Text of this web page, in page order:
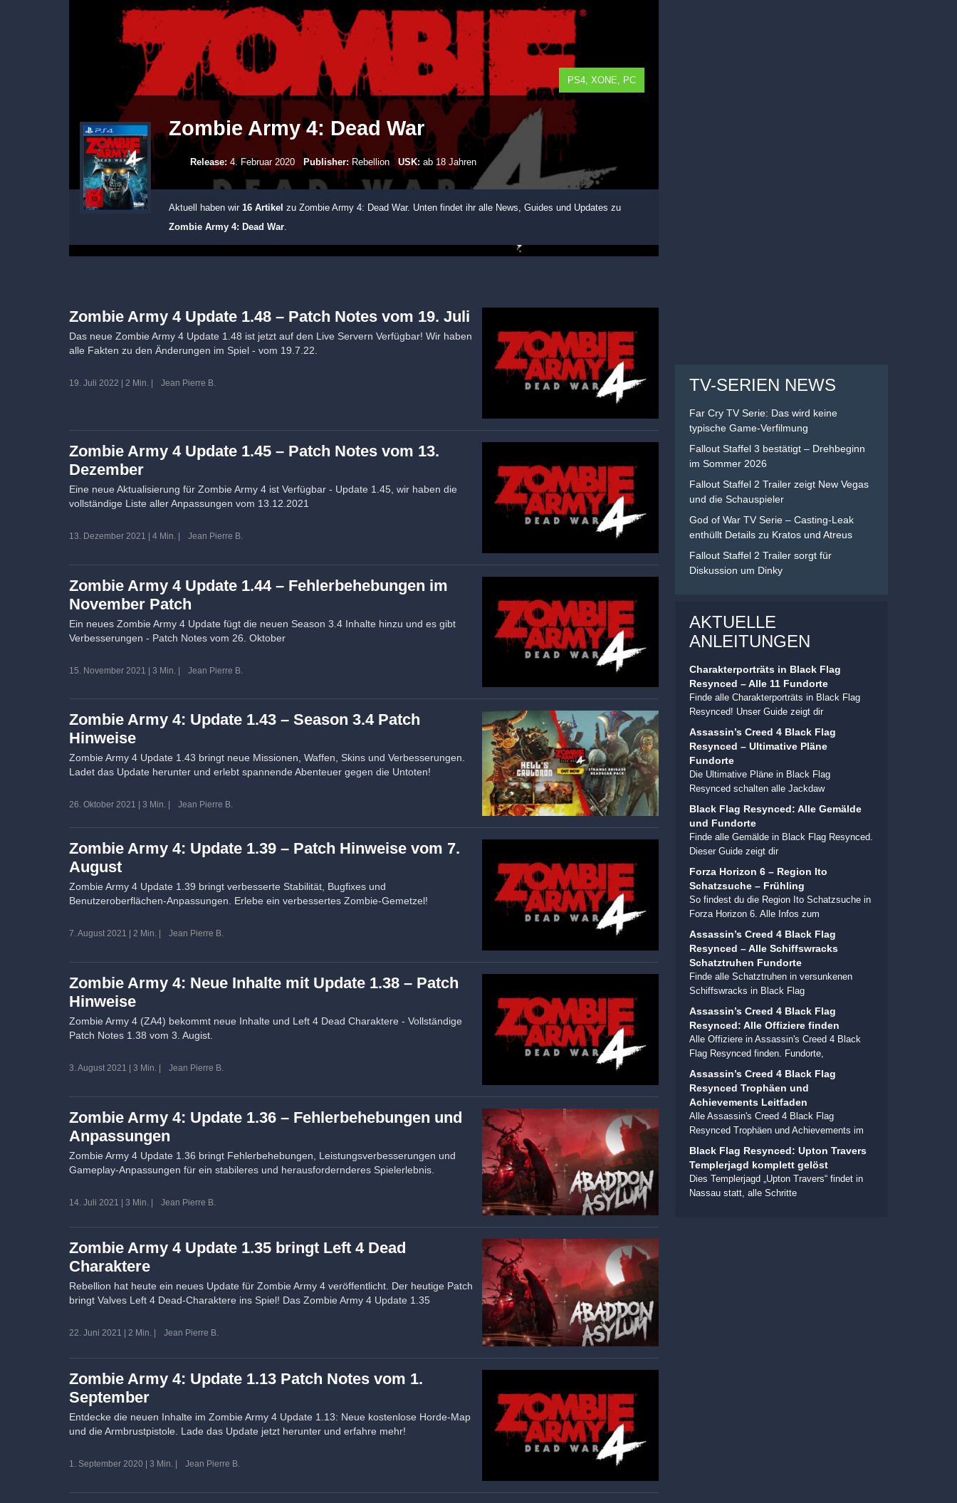
PS4, XONE, PC
Zombie Army 4: Dead War
Release: 4. Februar 2020 Publisher: Rebellion USK: ab 18 Jahren
Aktuell haben wir 16 Artikel zu Zombie Army 4: Dead War. Unten findet ihr alle News, Guides und Updates zu
Zombie Army 4: Dead War.
Zombie Army 4 Update 1.48 – Patch Notes vom 19. Juli
Das neue Zombie Army 4 Update 1.48 ist jetzt auf den Live Servern Verfügbar! Wir haben
alle Fakten zu den Änderungen im Spiel - vom 19.7.22.
19. Juli 2022 2 Min. Jean Pierre B.
Zombie Army 4 Update 1.45 – Patch Notes vom 13.
Dezember
Eine neue Aktualisierung für Zombie Army 4 ist Verfügbar - Update 1.45, wir haben die
vollständige Liste aller Anpassungen vom 13.12.2021
13. Dezember 2021 4 Min. Jean Pierre B.
Zombie Army 4 Update 1.44 – Fehlerbehebungen im
November Patch
Ein neues Zombie Army 4 Update fügt die neuen Season 3.4 Inhalte hinzu und es gibt
Verbesserungen - Patch Notes vom 26. Oktober
15. November 2021 | 3 Min. | Jean Pierre B.
Zombie Army 4: Update 1.43 – Season 3.4 Patch
Hinweise
Zombie Army 4 Update 1.43 bringt neue Missionen, Waffen, Skins und Verbesserungen.
Ladet das Update herunter und erlebt spannende Abenteuer gegen die Untoten!
26. Oktober 2021 3 Min. Jean Pierre B.
Zombie Army 4: Update 1.39 – Patch Hinweise vom 7.
August
Zombie Army 4 Update 1.39 bringt verbesserte Stabilität, Bugfixes und
Benutzeroberflächen-Anpassungen. Erlebe ein verbessertes Zombie-Gemetzel!
7. August 2021 2 Min. Jean Pierre B.
Zombie Army 4: Neue Inhalte mit Update 1.38 – Patch
Hinweise
Zombie Army 4 (ZA4) bekommt neue Inhalte und Left 4 Dead Charaktere - Vollständige
Patch Notes 1.38 vom 3. Augist.
3. August 2021 3 Min. Jean Pierre B.
Zombie Army 4: Update 1.36 – Fehlerbehebungen und
Anpassungen
Zombie Army 4 Update 1.36 bringt Fehlerbehebungen, Leistungsverbesserungen und
Gameplay-Anpassungen für ein stabileres und herausfordernderes Spielerlebnis.
14. Juli 2021 | 3 Min. | Jean Pierre B.
Zombie Army 4 Update 1.35 bringt Left 4 Dead
Charaktere
Rebellion hat heute ein neues Update für Zombie Army 4 veröffentlicht. Der heutige Patch
bringt Valves Left 4 Dead-Charaktere ins Spiel! Das Zombie Army 4 Update 1.35
22. Juni 2021 2 Min. Jean Pierre B.
Zombie Army 4: Update 1.13 Patch Notes vom 1.
September
Entdecke die neuen Inhalte im Zombie Army 4 Update 1.13: Neue kostenlose Horde-Map
und die Armbrustpistole. Lade das Update jetzt herunter und erfahre mehr!
1. September 2020 3 Min. Jean Pierre B.
TV-SERIEN NEWS
Far Cry TV Serie: Das wird keine
typische Game-Verfilmung
Fallout Staffel 3 bestätigt – Drehbeginn
im Sommer 2026
Fallout Staffel 2 Trailer zeigt New Vegas
und die Schauspieler
God of War TV Serie – Casting-Leak
enthüllt Details zu Kratos und Atreus
Fallout Staffel 2 Trailer sorgt für
Diskussion um Dinky
AKTUELLE
ANLEITUNGEN
Charakterporträts in Black Flag
Resynced – Alle 11 Fundorte
Finde alle Charakterporträts in Black Flag
Resynced! Unser Guide zeigt dir
Assassin’s Creed 4 Black Flag
Resynced – Ultimative Pläne
Fundorte
Die Ultimative Pläne in Black Flag
Resynced schalten alle Jackdaw
Black Flag Resynced: Alle Gemälde
und Fundorte
Finde alle Gemälde in Black Flag Resynced.
Dieser Guide zeigt dir
Forza Horizon 6 – Region Ito
Schatzsuche – Frühling
So findest du die Region Ito Schatzsuche in
Forza Horizon 6. Alle Infos zum
Assassin’s Creed 4 Black Flag
Resynced – Alle Schiffswracks
Schatztruhen Fundorte
Finde alle Schatztruhen in versunkenen
Schiffswracks in Black Flag
Assassin’s Creed 4 Black Flag
Resynced: Alle Offiziere finden
Alle Offiziere in Assassin's Creed 4 Black
Flag Resynced finden. Fundorte,
Assassin’s Creed 4 Black Flag
Resynced Trophäen und
Achievements Leitfaden
Alle Assassin's Creed 4 Black Flag
Resynced Trophäen und Achievements im
Black Flag Resynced: Upton Travers
Templerjagd komplett gelöst
Dies Templerjagd „Upton Travers“ findet in
Nassau statt, alle Schritte